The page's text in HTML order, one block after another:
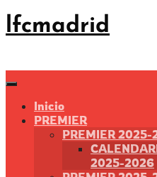
Saltar
al
lfcmadrid
Inicio
PREMIER
PREMIER 2025-
2025-2026